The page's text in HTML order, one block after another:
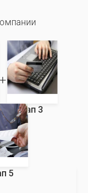
Этап 3
5